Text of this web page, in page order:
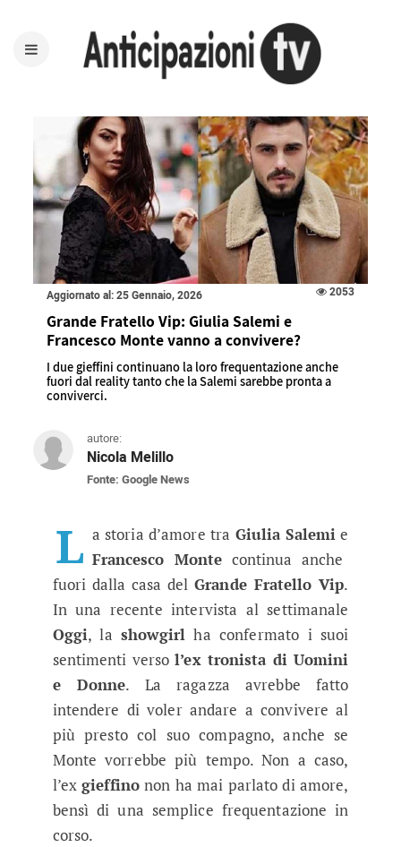
Aggiornato al: 25 Gennaio, 2026 2053
Grande Fratello Vip: Giulia Salemi e
Francesco Monte vanno a convivere?
I due gieffini continuano la loro frequentazione anche
fuori dal reality tanto che la Salemi sarebbe pronta a
conviverci.
autore:
Nicola Melillo
Fonte: Google News
Grande Fratello Vip: Giulia
L a storia d’amore tra Giulia Salemi e
Francesco Monte continua anche
fuori dalla casa delGrande Fratello Vip.
In una recente intervista al settimanale
Oggi, lashowgirlha confermato i suoi
sentimenti versol’ex tronista di Uomini
e Donne. La ragazza avrebbe fatto
intendere di voler andare a convivere al
più presto col suo compagno, anche se
Monte vorrebbe più tempo. Non a caso,
l’exgieffinonon ha mai parlato di amore,
bensì di una semplice frequentazione in
corso.